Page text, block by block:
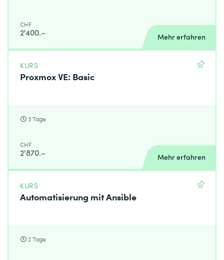
CHF
2'400.– Mehr erfahren
KURS
Proxmox VE: Basic
3 Tage
CHF
2'870.– Mehr erfahren
KURS
Automatisierung mit Ansible
2 Tage